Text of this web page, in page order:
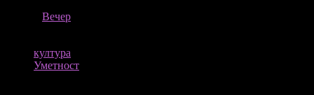
Вечер
култура
Уметност